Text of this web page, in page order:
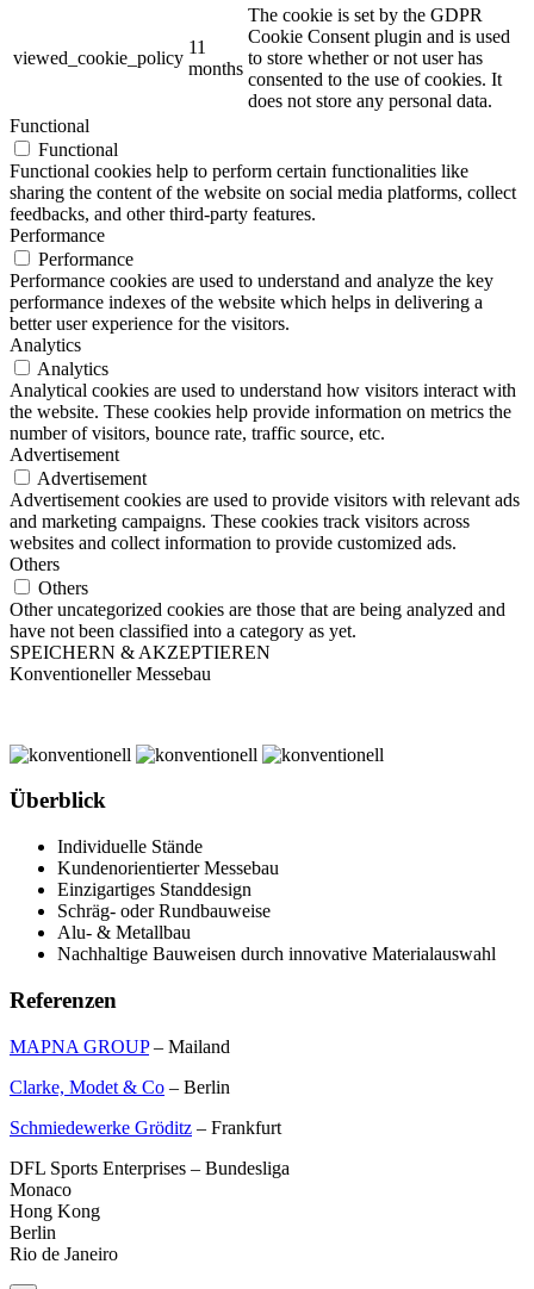
viewed_cookie_policy
11
months
The cookie is set by the GDPR
Cookie Consent plugin and is used
to store whether or not user has
consented to the use of cookies. It
does not store any personal data.
Functional
Functional
Functional cookies help to perform certain functionalities like
sharing the content of the website on social media platforms, collect
feedbacks, and other third-party features.
Performance
Performance
Performance cookies are used to understand and analyze the key
performance indexes of the website which helps in delivering a
better user experience for the visitors.
Analytics
Analytics
Analytical cookies are used to understand how visitors interact with
the website. These cookies help provide information on metrics the
number of visitors, bounce rate, traffic source, etc.
Advertisement
Advertisement
Advertisement cookies are used to provide visitors with relevant ads
and marketing campaigns. These cookies track visitors across
websites and collect information to provide customized ads.
Others
Others
Other uncategorized cookies are those that are being analyzed and
have not been classified into a category as yet.
SPEICHERN & AKZEPTIEREN
Konventioneller Messebau
Überblick
Individuelle Stände
Kundenorientierter Messebau
Einzigartiges Standdesign
Schräg- oder Rundbauweise
Alu- & Metallbau
Nachhaltige Bauweisen durch innovative Materialauswahl
Referenzen
MAPNA GROUP– Mailand
Clarke, Modet & Co – Berlin
Schmiedewerke Gröditz – Frankfurt
DFL Sports Enterprises – Bundesliga
Monaco
Hong Kong
Berlin
Rio de Janeiro